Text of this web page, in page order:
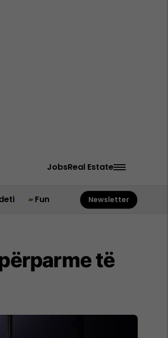
JobsReal Estate
Fun Newsletter
të